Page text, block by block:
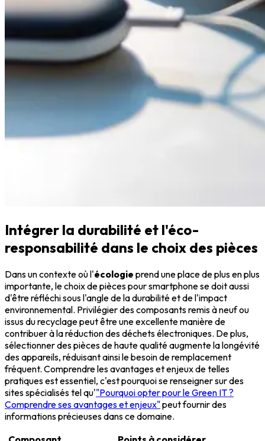
Intégrer la durabilité et l'éco-
responsabilité dans le choix des pièces
Dans un contexte où l'écologie prend une place de plus en plus
importante, le choix de pièces pour smartphone se doit aussi
d'être réfléchi sous l'angle de la durabilité et de l'impact
environnemental. Privilégier des composants remis à neuf ou
issus du recyclage peut être une excellente manière de
contribuer à la réduction des déchets électroniques. De plus,
sélectionner des pièces de haute qualité augmente la longévité
des appareils, réduisant ainsi le besoin de remplacement
fréquent. Comprendre les avantages et enjeux de telles
pratiques est essentiel, c'est pourquoi se renseigner sur des
sites spécialisés tel qu'"Pourquoi opter pour le Green IT ?
Comprendre ses avantages et enjeux"peut fournir des
informations précieuses dans ce domaine.